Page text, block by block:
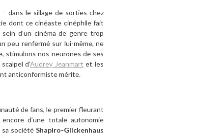
– dans le sillage de sorties chez
dont ce cinéaste cinéphile fait
d’un cinéma de genre trop
peu renfermé sur lui-même, ne
stimulons nos neurones de ses
d’Audrey Jeanmart et les
anticonformiste mérite.
de fans, le premier fleurant
d’une totale autonomie
sa sociétéShapiro-Glickenhaus